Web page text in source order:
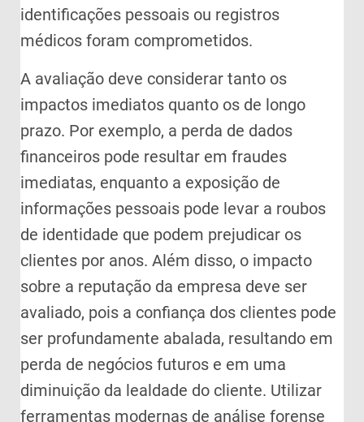
identificações pessoais ou registros
médicos foram comprometidos.
A avaliação deve considerar tanto os
impactos imediatos quanto os de longo
prazo. Por exemplo, a perda de dados
financeiros pode resultar em fraudes
imediatas, enquanto a exposição de
informações pessoais pode levar a roubos
de identidade que podem prejudicar os
clientes por anos. Além disso, o impacto
sobre a reputação da empresa deve ser
avaliado, pois a confiança dos clientes pode
ser profundamente abalada, resultando em
perda de negócios futuros e em uma
diminuição da lealdade do cliente. Utilizar
ferramentas modernas de análise forense